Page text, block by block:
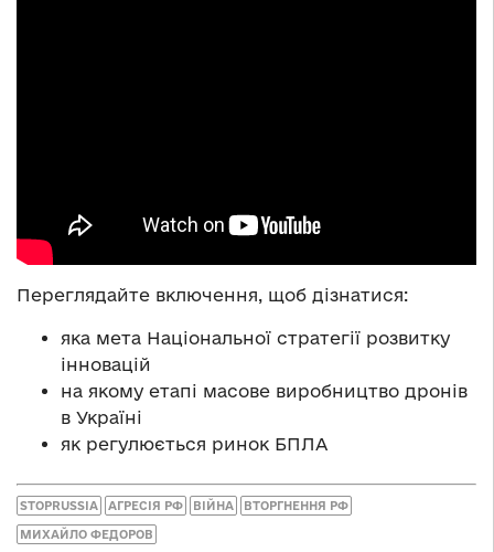
Переглядайте включення, щоб дізнатися:
яка мета Національної стратегії розвитку
інновацій
на якому етапі масове виробництво дронів
в Україні
як регулюється ринок БПЛА
STOPRUSSIA АГРЕСІЯ РФ ВІЙНА ВТОРГНЕННЯ РФ
МИХАЙЛО ФЕДОРОВ